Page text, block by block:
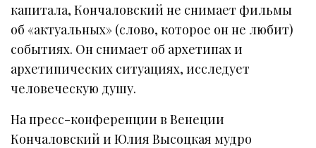
капитала, Кончаловский не снимает фильмы
об «актуальных» (слово, которое он не любит)
событиях. Он снимает об архетипах и
архетипических ситуациях, исследует
человеческую душу.
На пресс-конференции в Венеции
Кончаловский и Юлия Высоцкая мудро